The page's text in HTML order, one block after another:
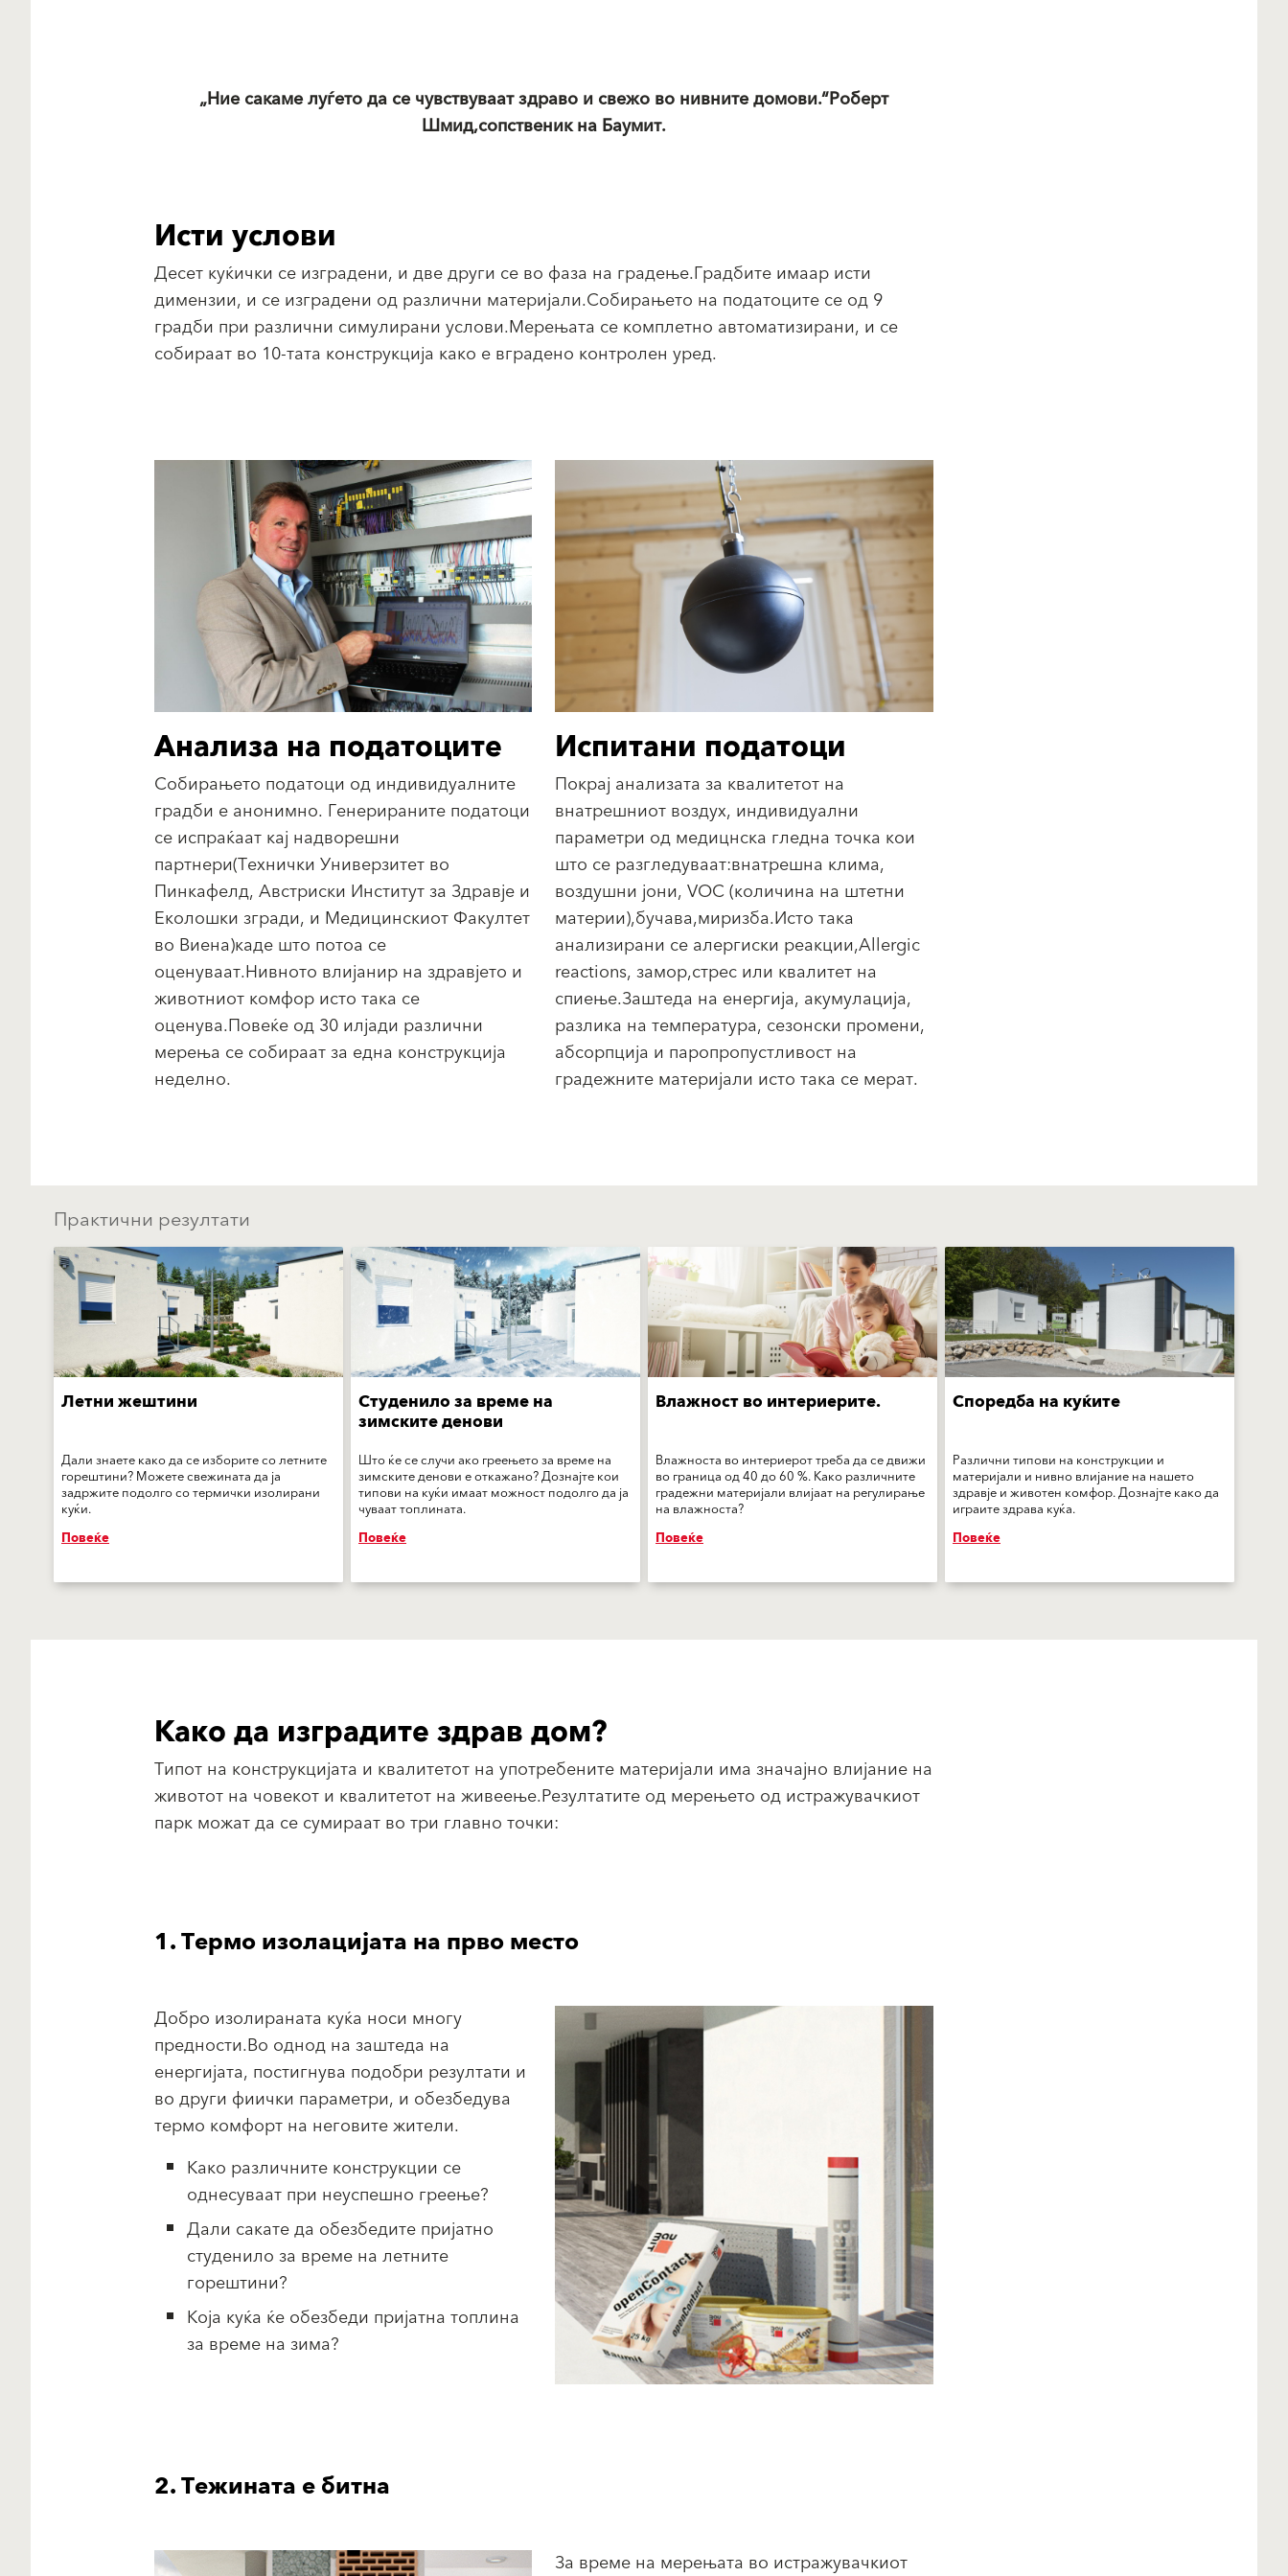
„Ние сакаме луѓето да се чувствуваат здраво и свежо во нивните домови.“Роберт
Шмид,сопственик на Баумит.
Исти услови
Десет куќички се изградени, и две други се во фаза на градење.Градбите имаар исти
димензии, и се изградени од различни материјали.Собирањето на податоците се од 9
градби при различни симулирани услови.Мерењата се комплетно автоматизирани, и се
собираат во 10-тата конструкција како е вградено контролен уред.
Анализа на податоците
Собирањето податоци од индивидуалните
градби е анонимно. Генерираните податоци
се испраќаат кај надворешни
партнери(Технички Универзитет во
Пинкафелд, Австриски Институт за Здравје и
Еколошки згради, и Медицинскиот Факултет
во Виена)каде што потоа се
оценуваат.Нивното влијанир на здравјето и
животниот комфор исто така се
оценува.Повеќе од 30 илјади различни
мерења се собираат за една конструкција
неделно.
Испитани податоци
Покрај анализата за квалитетот на
внатрешниот воздух, индивидуални
параметри од медицнска гледна точка кои
што се разгледуваат:внатрешна клима,
воздушни јони, VOC (количина на штетни
материи),бучава,миризба.Исто така
анализирани се алергиски реакции,Allergic
reactions, замор,стрес или квалитет на
спиење.Заштеда на енергија, акумулација,
разлика на температура, сезонски промени,
абсорпција и паропропустливост на
градежните материјали исто така се мерат.
Практични резултати
Летни жештини
Дали знаете како да се изборите со летните
горештини? Можете свежината да ја
задржите подолго со термички изолирани
куќи.
Повеќе
Студенило за време на
зимските денови
Што ќе се случи ако греењето за време на
зимските денови е откажано? Дознајте кои
типови на куќи имаат можност подолго да ја
чуваат топлината.
Повеќе
Влажност во интериерите.
Влажноста во интериерот треба да се движи
во граница од 40 до 60 %. Како различните
градежни материјали влијаат на регулирање
на влажноста?
Повеќе
Споредба на куќите
Различни типови на конструкции и
материјали и нивно влијание на нашето
здравје и животен комфор. Дознајте како да
играите здрава куќа.
Повеќе
Како да изградите здрав дом?
Типот на конструкцијата и квалитетот на употребените материјали има значајно влијание на
животот на човекот и квалитетот на живеење.Резултатите од мерењето од истражувачкиот
парк можат да се сумираат во три главно точки:
1. Термо изолацијата на прво место
Добро изолираната куќа носи многу
предности.Во однод на заштеда на
енергијата, постигнува подобри резултати и
во други фиички параметри, и обезбедува
термо комфорт на неговите жители.
Како различните конструкции се
однесуваат при неуспешно греење?
Дали сакате да обезбедите пријатно
студенило за време на летните
горештини?
Која куќа ќе обезбеди пријатна топлина
за време на зима?
2. Тежината е битна
За време на мерењата во истражувачкиот